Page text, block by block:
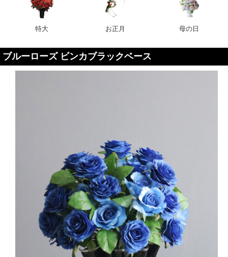
特大 お正月 母の日
ブルーローズ ビンカブラックベース